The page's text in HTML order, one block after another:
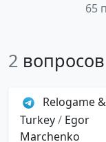
65
2
Relogame
Turkey/ Egor
Marchenko